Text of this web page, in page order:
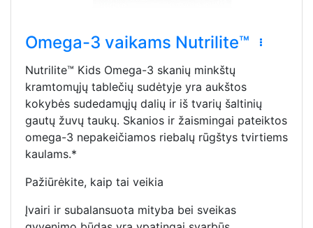
Omega-3 vaikams Nutrilite™
Nutrilite™ Kids Omega-3 skanių minkštų
kramtomųjų tablečių sudėtyje yra aukštos
kokybės sudedamųjų dalių ir iš tvarių šaltinių
gautų žuvų taukų. Skanios ir žaismingai pateiktos
omega-3 nepakeičiamos riebalų rūgštys tvirtiems
kaulams.*
Pažiūrėkite, kaip tai veikia
Įvairi ir subalansuota mityba bei sveikas